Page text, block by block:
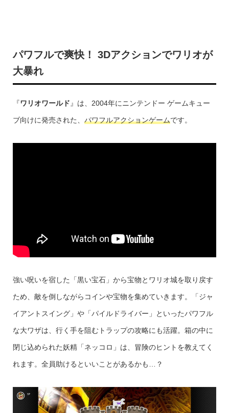
パワフルで爽快！ 3Dアクションでワリオが
大暴れ
『ワリオワールド 』は、2004年にニンテンドー ゲームキュー
ブ向けに発売された、 パワフルアクションゲームです。
強い呪いを宿した「黒い宝石」から宝物とワリオ城を取り戻す
ため、敵を倒しながらコインや宝物を集めていきます。「ジャ
イアントスイング」や「パイルドライバー」といったパワフル
な大ワザは、行く手を阻むトラップの攻略にも活躍。箱の中に
閉じ込められた妖精「ネッコロ」は、冒険のヒントを教えてく
れます。全員助けるといいことがあるかも…？